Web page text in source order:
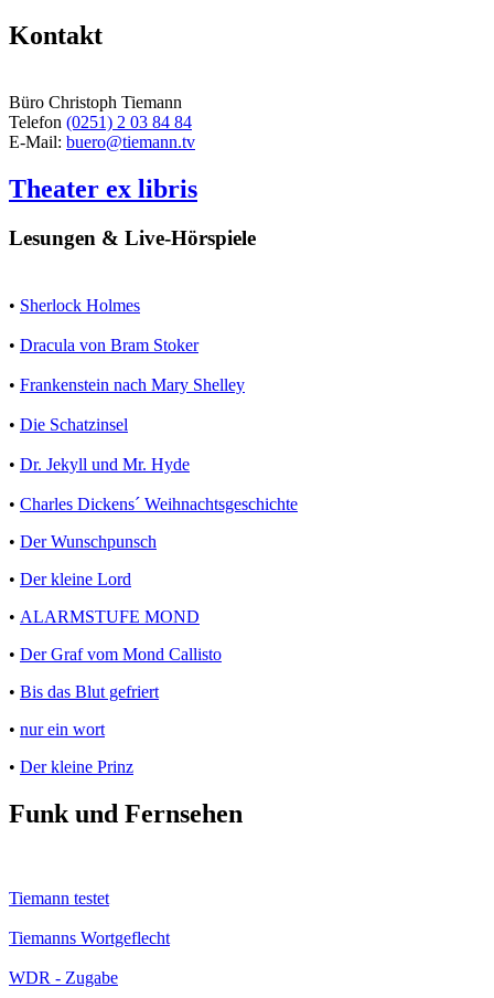
Kontakt
Büro Christoph Tiemann
Telefon (0251) 2 03 84 84
E-Mail: buero@tiemann.tv
Theater ex libris
Lesungen & Live-Hörspiele
• Sherlock Holmes
• Dracula von Bram Stoker
• Frankenstein nach Mary Shelley
• Die Schatzinsel
• Dr. Jekyll und Mr. Hyde
• Charles Dickens´ Weihnachtsgeschichte
• Der Wunschpunsch
• Der kleine Lord
• ALARMSTUFE MOND
• Der Graf vom Mond Callisto
• Bis das Blut gefriert
• nur ein wort
• Der kleine Prinz
Funk und Fernsehen
Tiemann testet
Tiemanns Wortgeflecht
WDR - Zugabe